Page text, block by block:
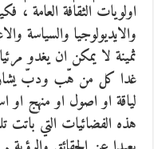
اولويات الثقافة العامة
والايديولوجيا والسياسة
ثمينة لا يمكن ان يغدو
غدا كل من هّب ودبّ
لياقة او اصول او منهج
هذه الفضائيات التي باتت